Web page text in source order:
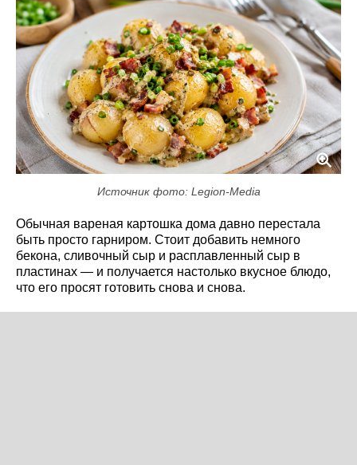
Источник фото: Legion-Media
Обычная вареная картошка дома давно перестала
быть просто гарниром. Стоит добавить немного
бекона, сливочный сыр и расплавленный сыр в
пластинах — и получается настолько вкусное блюдо,
что его просят готовить снова и снова.